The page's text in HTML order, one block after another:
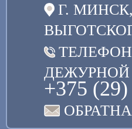
Г. МИНСК,
ТЕЛЕФОН
ДЕЖУРНОЙ
+375